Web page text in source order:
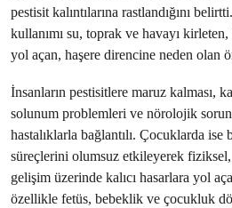
pestisit kalıntılarına rastlandığını
kullanımı su, toprak ve havayı
yol açan, haşere direncine neden olan
İnsanların pestisitlere maruz kalması,
solunum problemleri ve nörolojik
hastalıklarla bağlantılı. Çocuklarda ise
süreçlerini olumsuz etkileyerek
gelişim üzerinde kalıcı hasarlara yol
özellikle fetüs, bebeklik ve çocukluk